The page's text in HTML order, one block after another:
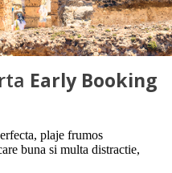
Early Booking
plaje frumos
buna si multa distractie,